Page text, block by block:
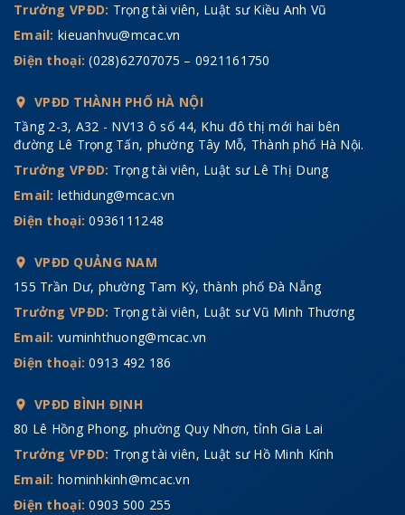
Trưởng VPĐD: Trọng tài viên, Luật sư Kiều Anh Vũ
Email: kieuanhvu@mcac.vn
Điện thoại:(028)62707075 – 0921161750
VPĐD THÀNH PHỐ HÀ NỘI
Tầng 2-3, A32 - NV13 ô số 44, Khu đô thị mới hai bên
đường Lê Trọng Tấn, phường Tây Mỗ, Thành phố Hà Nội.
Trưởng VPĐD: Trọng tài viên, Luật sư Lê Thị Dung
Email: lethidung@mcac.vn
Điện thoại:0936111248
VPĐD QUẢNG NAM
155 Trần Dư, phường Tam Kỳ, thành phố Đà Nẵng
Trưởng VPĐD: Trọng tài viên, Luật sư Vũ Minh Thương
Email: vuminhthuong@mcac.vn
Điện thoại:0913 492 186
VPĐD BÌNH ĐỊNH
80 Lê Hồng Phong, phường Quy Nhơn, tỉnh Gia Lai
Trưởng VPĐD: Trọng tài viên, Luật sư Hồ Minh Kính
Email: hominhkinh@mcac.vn
Điện thoại:0903 500 255